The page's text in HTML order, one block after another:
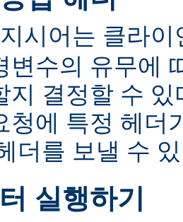
지시어는 클라
변수의 유무에
지 결정할 수
청에 특정 헤더
더를 보낼 수
실행하기